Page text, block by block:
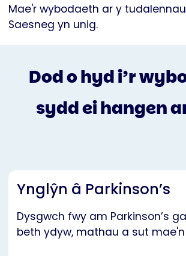
Mae'r wybodaeth ar y
Saesneg yn unig.
Dod o hyd i’r
sydd ei hangen
Ynglŷn â Parkinson’s
Dysgwch fwy am Parkinson’s
beth ydyw, mathau a sut